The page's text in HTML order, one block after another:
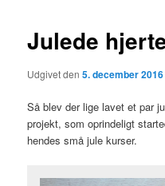
Julede
Udgivet den5. december 2016
Så blev der lige lavet et par
projekt, som oprindeligt
hendes små jule kurser.